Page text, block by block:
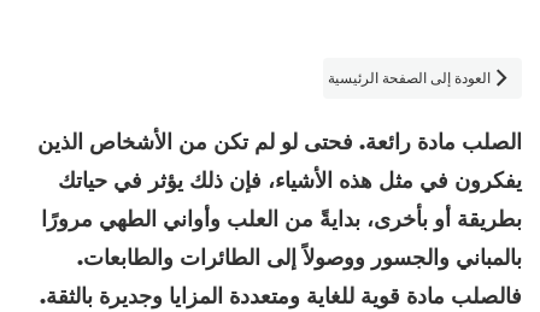
 العودة إلى الصفحة الرئيسية
الصلب مادة رائعة. فحتى لو لم تكن من الأشخاص الذين
يفكرون في مثل هذه الأشياء، فإن ذلك يؤثر في حياتك
بطريقة أو بأخرى، بدايةً من العلب وأواني الطهي مرورًا
بالمباني والجسور ووصولاً إلى الطائرات والطابعات.
فالصلب مادة قوية للغاية ومتعددة المزايا وجديرة بالثقة.